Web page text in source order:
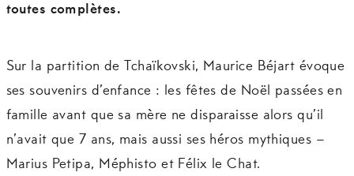
toutes complètes.
Sur la partition de Tchaïkovski, Maurice Béjart évoque
ses souvenirs d’enfance : les fêtes de Noël passées en
famille avant que sa mère ne disparaisse alors qu’il
n’avait que 7 ans, mais aussi ses héros mythiques –
Marius Petipa, Méphisto et Félix le Chat.